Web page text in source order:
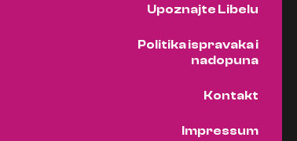
Upoznajte Libelu
Politika ispravaka i
nadopuna
Kontakt
Impressum